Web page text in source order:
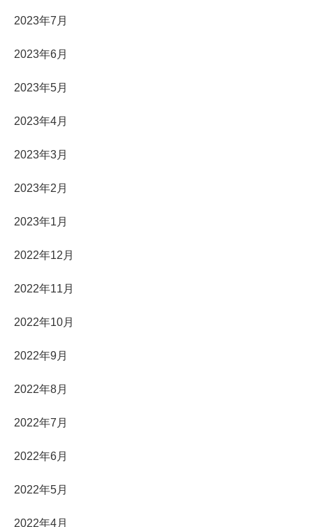
2023年7月
2023年6月
2023年5月
2023年4月
2023年3月
2023年2月
2023年1月
2022年12月
2022年11月
2022年10月
2022年9月
2022年8月
2022年7月
2022年6月
2022年5月
2022年4月